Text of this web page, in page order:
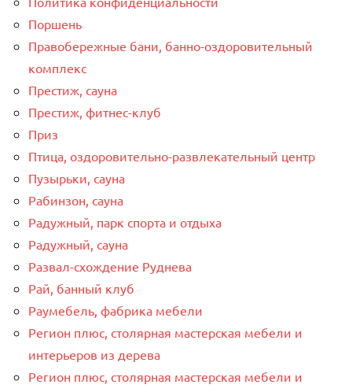
Поршень
Правобережные бани, банно-оздоровительный
комплекс
Престиж, сауна
Престиж, фитнес-клуб
Приз
Птица, оздоровительно-развлекательный центр
Пузырьки, сауна
Рабинзон, сауна
Радужный, парк спорта и отдыха
Радужный, сауна
Развал-схождение Руднева
Рай, банный клуб
Раумебель, фабрика мебели
Регион плюс, столярная мастерская мебели и
интерьеров из дерева
Регион плюс, столярная мастерская мебели и